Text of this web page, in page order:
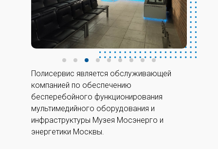
Полисервис является обслуживающей
компанией по обеспечению
бесперебойного функционирования
мультимедийного оборудования и
инфраструктуры Музея Мосэнерго и
энергетики Москвы.